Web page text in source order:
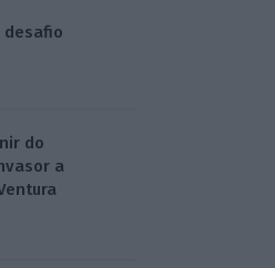
desafio
do
a